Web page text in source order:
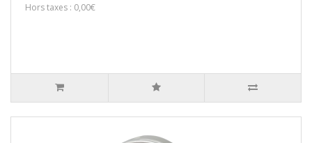
Hors taxes : 0,00€